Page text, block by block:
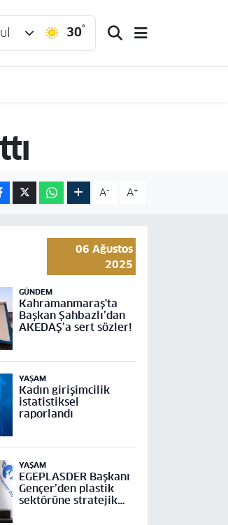
30°
A- A+
06 Ağustos
2025
GÜNDEM
Kahramanmaraş'ta
Başkan Şahbazlı’dan
AKEDAŞ’a sert sözler!
YAŞAM
Kadın girişimcilik
istatistiksel
raporlandı
YAŞAM
EGEPLASDER Başkanı
Gençer’den plastik
sektörüne stratejik